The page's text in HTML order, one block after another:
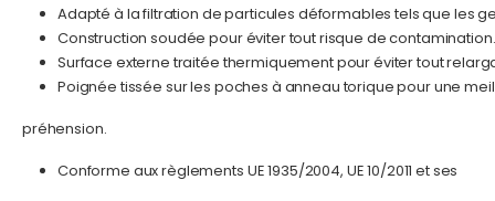
Adapté à la filtration de particules déformables tels que les
Construction soudée pour éviter tout risque de contamination.
Surface externe traitée thermiquement pour éviter tout
Poignée tissée sur les poches à anneau torique pour une
préhension.
Conforme aux règlements UE 1935/2004, UE 10/2011 et ses